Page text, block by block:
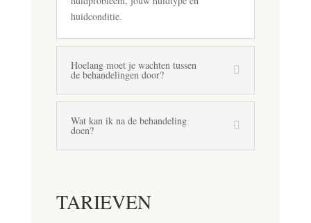
huidconditie.
Hoelang moet je wachten tussen
de behandelingen door?
Wat kan ik na de behandeling
doen?
TARIEVEN